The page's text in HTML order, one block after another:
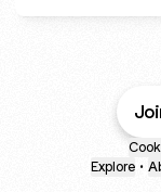
Explore •